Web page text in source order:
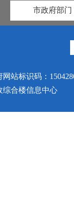
市政府部门
标识码：
综合楼信息中心